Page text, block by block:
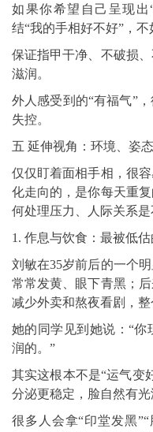
如果你希望自己呈现出
结“我的手相好不好”，不
保证指甲干净、不破损
滋润。
外人感受到的“有福气”
失控。
五 延伸视角：环境、姿
仅仅盯着面相手相，很
化走向的，是你每天重
何处理压力、人际关系是
1. 作息与饮食：最被低估
刘敏在35岁前后的一个
常常发黄、眼下青黑；
减少外卖和熬夜看剧，整
她的同学见到她说：“你
润的。”
其实这根本不是“运气变
分泌更稳定，脸自然有光
很多人会拿“印堂发黑